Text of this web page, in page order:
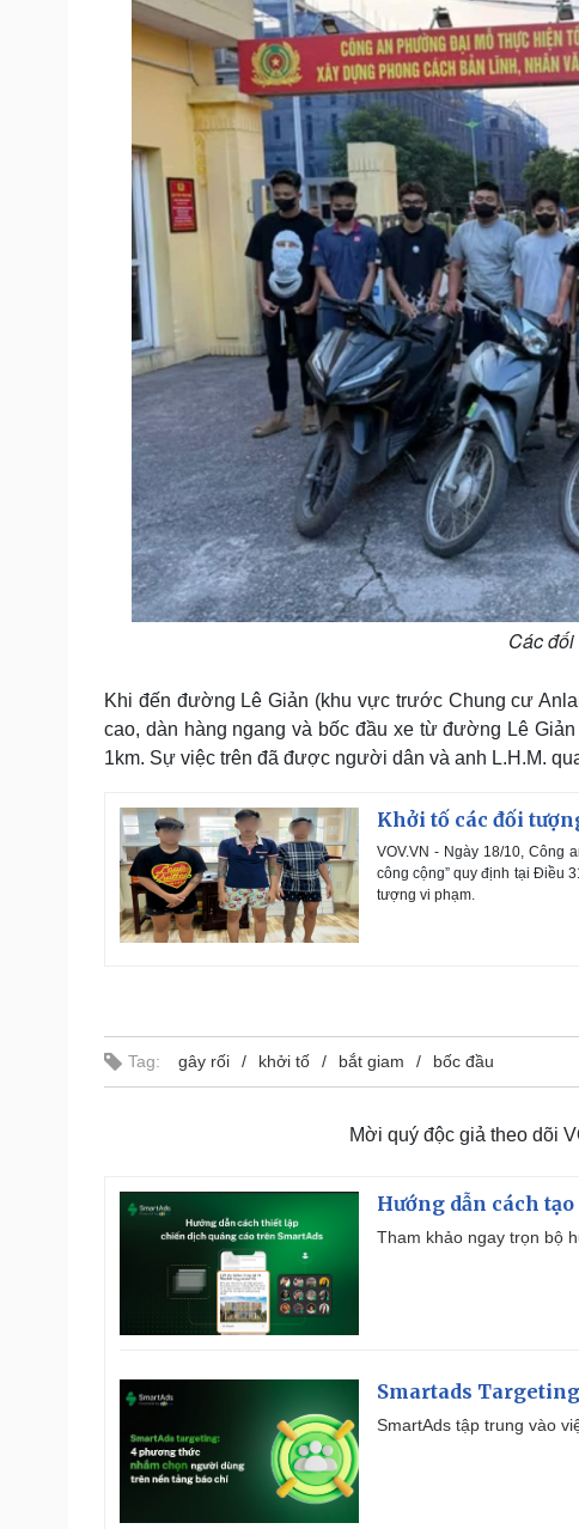
Các
Khi đến đường Lê Giản (khu vực trước Chung cư
cao, dàn hàng ngang và bốc đầu xe từ đường Lê
1km. Sự việc trên đã được người dân và anh L.H.M.
Khởi tố các đối
VOV.VN - Ngày 18/10, Công
công cộng” quy định tại Điều
tượng vi phạm.
Tag: gây rối khởi tố bắt giam bốc đầu
Mời quý độc giả theo dõi
Hướng dẫn cách
Tham khảo ngay trọn bộ
Smartads
SmartAds tập trung vào